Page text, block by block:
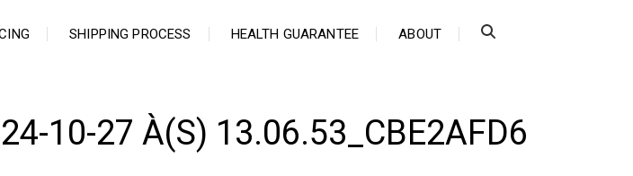
SHIPPING PROCESS HEALTH GUARANTEE ABOUT
10-27 À(S) 13.06.53_CBE2AFD6